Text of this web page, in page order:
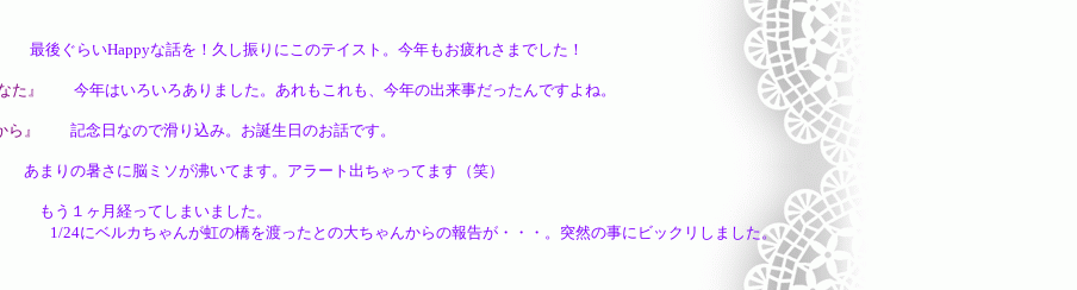
最後ぐらいHappyな話を！久し振りにこのテイスト。今年もお疲れさまでした！
た』 今年はいろいろありました。あれもこれも、今年の出来事だったんですよね。
』 記念日なので滑り込み。お誕生日のお話です。
あまりの暑さに脳ミソが沸いてます。アラート出ちゃってます（笑）
もう１ヶ月経ってしまいました。
の橋を渡ったとの大ちゃんからの報告が・・・。突然の事にビックリしました。